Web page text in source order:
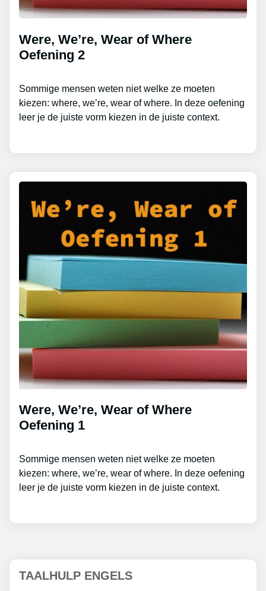
Were, We’re, Wear of Where
Oefening 2
Sommige mensen weten niet welke ze moeten
kiezen: where, we’re, wear of where. In deze oefening
leer je de juiste vorm kiezen in de juiste context.
Were, We’re, Wear of Where
Oefening 1
Sommige mensen weten niet welke ze moeten
kiezen: where, we’re, wear of where. In deze oefening
leer je de juiste vorm kiezen in de juiste context.
TAALHULP ENGELS